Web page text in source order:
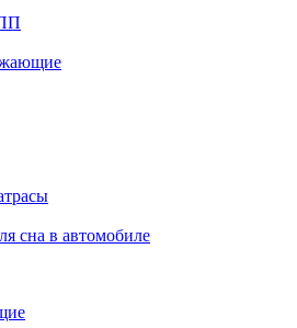
сна в автомобиле